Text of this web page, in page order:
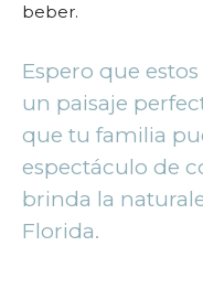
beber.
Espero que
un paisaje
que tu familia
espectáculo de
brinda la
Florida.